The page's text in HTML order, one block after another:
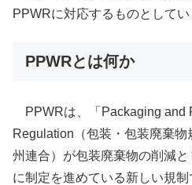
PPWRに対応するものとしてい
PPWRとは何か
PPWRは、「Packaging and
Regulation（包装・包装廃棄
州連合）が包装廃棄物の削減
に制定を進めている新しい規制